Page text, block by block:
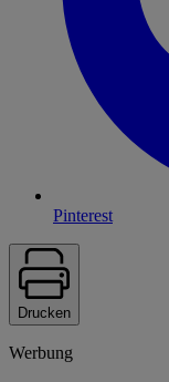
Pinterest
Drucken
Werbung